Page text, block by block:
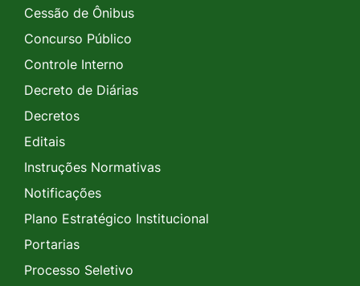
Cessão de Ônibus
Concurso Público
Controle Interno
Decreto de Diárias
Decretos
Editais
Instruções Normativas
Notificações
Plano Estratégico Institucional
Portarias
Processo Seletivo